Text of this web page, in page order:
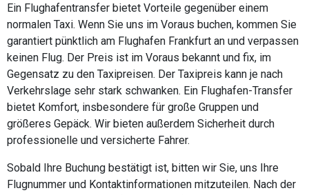
Ein Flughafentransfer bietet Vorteile gegenüber einem
normalen Taxi. Wenn Sie uns im Voraus buchen, kommen Sie
garantiert pünktlich am Flughafen Frankfurt an und verpassen
keinen Flug. Der Preis ist im Voraus bekannt und fix, im
Gegensatz zu den Taxipreisen. Der Taxipreis kann je nach
Verkehrslage sehr stark schwanken. Ein Flughafen-Transfer
bietet Komfort, insbesondere für große Gruppen und
größeres Gepäck. Wir bieten außerdem Sicherheit durch
professionelle und versicherte Fahrer.
Sobald Ihre Buchung bestätigt ist, bitten wir Sie, uns Ihre
Flugnummer und Kontaktinformationen mitzuteilen. Nach der